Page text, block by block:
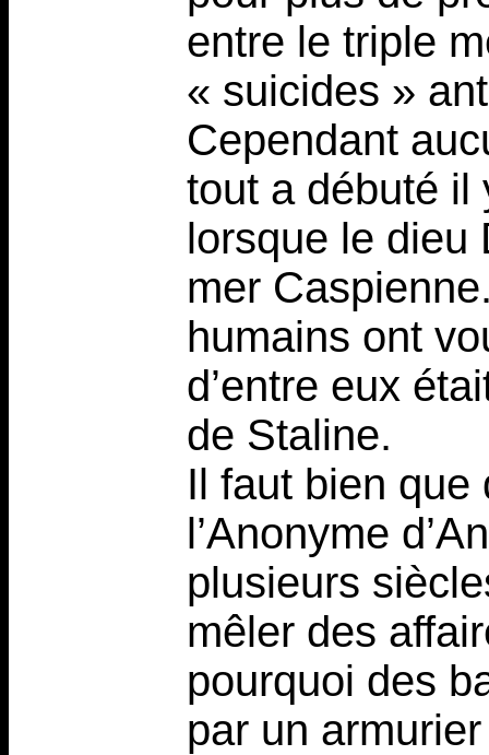
entre le triple
« suicides »
Cependant
tout a débuté il
lorsque le dieu
mer
humains ont
d’entre eux
de Staline.
Il faut bien que
l’Anonyme
plusieurs
mêler des
pourquoi des
par un